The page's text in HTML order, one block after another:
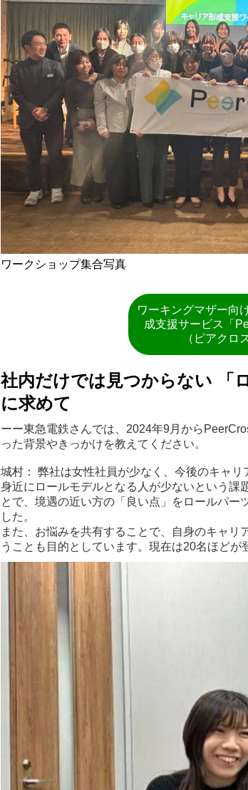
ワークショップ集合写真
ワーキングマザー向
成支援サービス「
（ピアクロ
社内だけでは見つからない 「
に求めて
ーー東急電鉄さんでは、2024年9月から
った背景やきっかけを教えてください。
城村： 弊社は女性社員が少なく、今後のキャリ
身近にロールモデルとなる人が少ないという課
とで、境遇の近い方の「良い点」をロールパー
した。
また、お悩みを共有することで、自身のキャリ
うことも目的としています。現在は20名ほどが